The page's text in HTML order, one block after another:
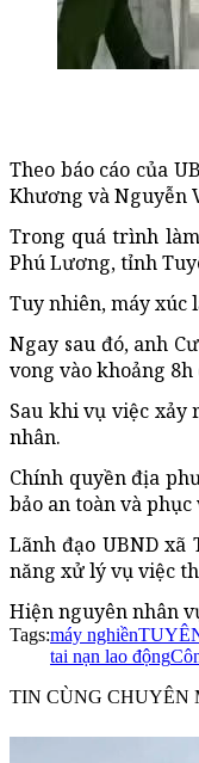
Theo báo cáo của
Khương và Nguyễn
Trong quá trình
Phú Lương, tỉnh
Tuy nhiên, máy xúc
Ngay sau đó, anh
vong vào khoảng 8h
Sau khi vụ việc
nhân.
Chính quyền địa
bảo an toàn và
Lãnh đạo UBND
năng xử lý vụ việc
Hiện nguyên nhân
Tags:máy nghiền
tai nạn lao động
TIN CÙNG CHUYÊN